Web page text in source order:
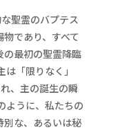
聖霊のバプテス
であり、すべて
の最初の聖霊降臨
「限りなく」
、主の誕生の瞬
ように、私たちの
別な、あるいは秘